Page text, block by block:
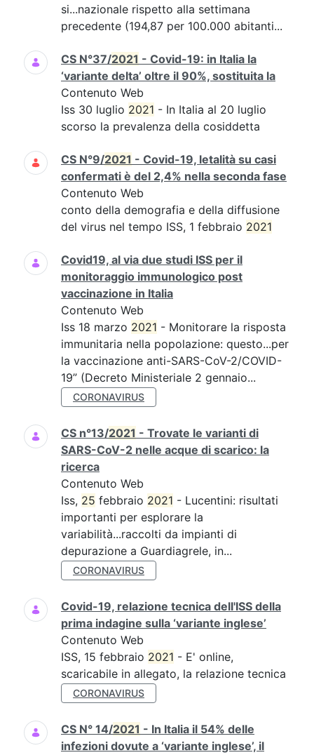
si...nazionale rispetto alla settimana
precedente (194,87 per 100.000 abitanti...
CS N°37/2021 - Covid-19: in Italia la
‘variante delta’ oltre il 90%, sostituita la
Contenuto Web
Iss 30 luglio 2021 - In Italia al 20 luglio
scorso la prevalenza della cosiddetta
CS N°9/2021 - Covid-19, letalità su casi
confermati è del 2,4% nella seconda fase
Contenuto Web
conto della demografia e della diffusione
del virus nel tempo ISS, 1 febbraio 2021
Covid19, al via due studi ISS per il
monitoraggio immunologico post
vaccinazione in Italia
Contenuto Web
Iss 18 marzo 2021 - Monitorare la risposta
immunitaria nella popolazione: questo...per
la vaccinazione anti-SARS-CoV-2/COVID-
19” (Decreto Ministeriale 2 gennaio...
CORONAVIRUS
CS n°13/2021 - Trovate le varianti di
SARS-CoV-2 nelle acque di scarico: la
ricerca
Contenuto Web
Iss, 25 febbraio 2021 - Lucentini: risultati
importanti per esplorare la
variabilità...raccolti da impianti di
depurazione a Guardiagrele, in...
CORONAVIRUS
Covid-19, relazione tecnica dell'ISS della
prima indagine sulla ‘variante inglese’
Contenuto Web
ISS, 15 febbraio 2021 - E' online,
scaricabile in allegato, la relazione tecnica
CORONAVIRUS
CS N° 14/2021 - In Italia il 54% delle
infezioni dovute a ‘variante inglese’, il